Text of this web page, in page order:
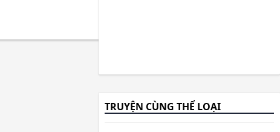
TRUYỆN CÙNG THỂ LOẠI